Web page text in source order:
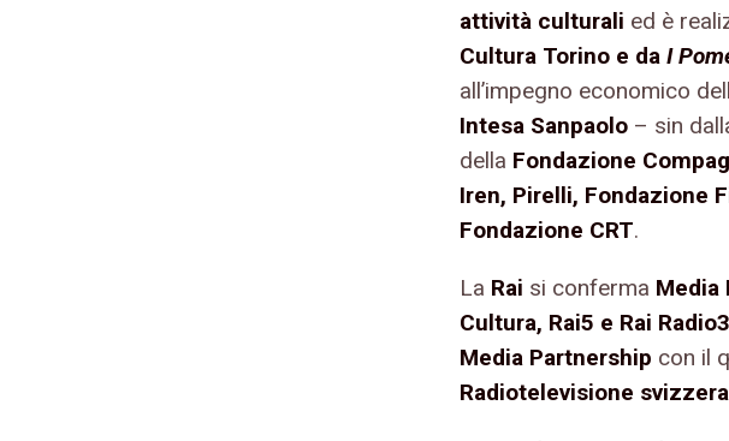
attività culturali ed è
Cultura Torino e da I
all’impegno economico
Intesa Sanpaolo – sin
della Fondazione
Iren, Pirelli, Fondazione
Fondazione CRT.
La Rai si conferma Media
Cultura, Rai5 e Rai Radio3
Media Partnership con il
Radiotelevisione